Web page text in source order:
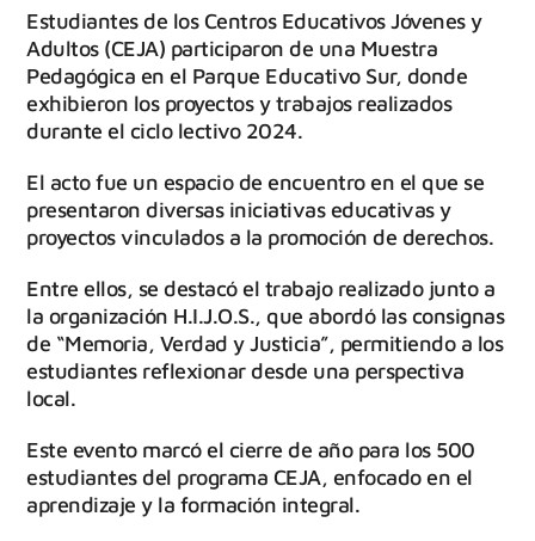
Estudiantes de los Centros Educativos Jóvenes y
Adultos (CEJA) participaron de una Muestra
Pedagógica en el Parque Educativo Sur, donde
exhibieron los proyectos y trabajos realizados
durante el ciclo lectivo 2024.
El acto fue un espacio de encuentro en el que se
presentaron diversas iniciativas educativas y
proyectos vinculados a la promoción de derechos.
Entre ellos, se destacó el trabajo realizado junto a
la organización H.I.J.O.S., que abordó las consignas
de “Memoria, Verdad y Justicia”, permitiendo a los
estudiantes reflexionar desde una perspectiva
local.
Este evento marcó el cierre de año para los 500
estudiantes del programa CEJA, enfocado en el
aprendizaje y la formación integral.